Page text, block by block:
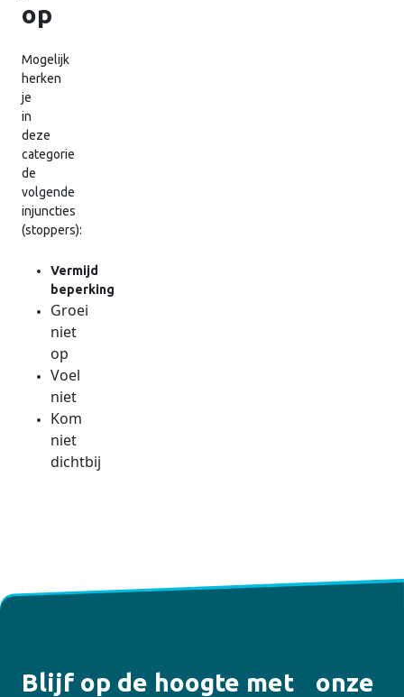
op
Mogelijk
herken
je
in
deze
categorie
de
volgende
injuncties
(stoppers):
Vermijd
beperking
Groei
niet
op
Voel
niet
Kom
niet
dichtbij
Blijf op de hoogte met onze